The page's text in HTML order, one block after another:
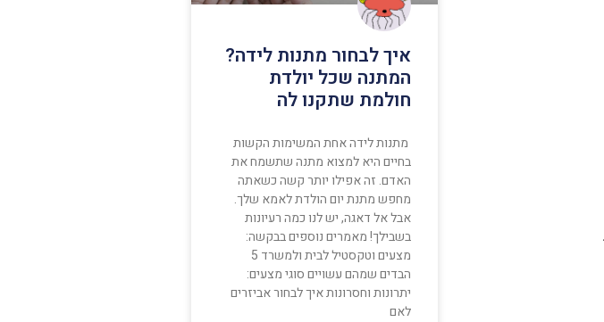
איך לבחור מתנות לידה?
המתנה שכל יולדת
חולמת שתקנו לה
מתנות לידה אחת המשימות הקשות
בחיים היא למצוא מתנה שתשמח את
האדם. זה אפילו יותר קשה כשאתה
מחפש מתנת יום הולדת לאמא שלך.
אבל אל דאגה, יש לנו כמה רעיונות
בשבילך! מאמרים נוספים בבקשה:
מצעים וטקסטיל לבית ולמשרד 5
הבדים שמהם עשויים סוגי מצעים:
יתרונות וחסרונות איך לבחור אביזרים
לאם